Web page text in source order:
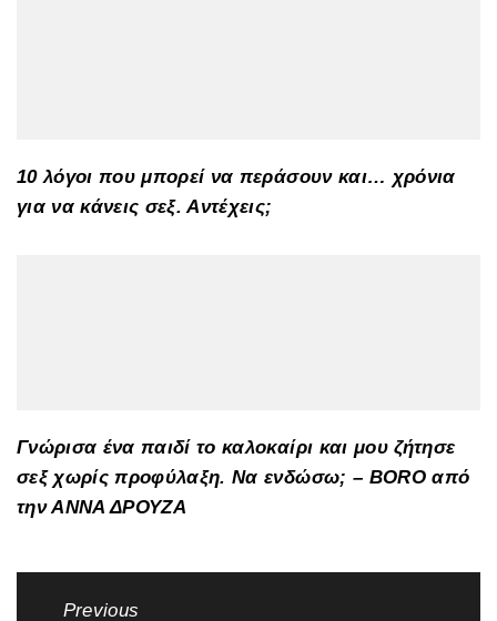
10 λόγοι που μπορεί να περάσουν και… χρόνια
για να κάνεις σεξ. Αντέχεις;
Γνώρισα ένα παιδί το καλοκαίρι και μου ζήτησε
σεξ χωρίς προφύλαξη. Να ενδώσω; – BORO από
την ΑΝΝΑ ΔΡΟΥΖΑ
Πλοήγηση
Previous